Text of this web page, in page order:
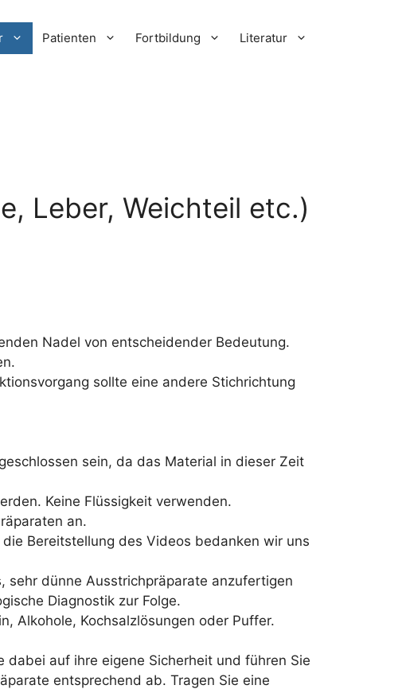
Patienten Fortbildung Literatur
Leber, Weichteil etc.)
Nadel von entscheidender Bedeutung.
sollte eine andere Stichrichtung
sein, da das Material in dieser Zeit
Keine Flüssigkeit verwenden.
an.
die Bereitstellung des Videos bedanken wir uns
sehr dünne Ausstrichpräparate anzufertigen
Diagnostik zur Folge.
Alkohole, Kochsalzlösungen oder Puffer.
dabei auf ihre eigene Sicherheit und führen Sie
entsprechend ab. Tragen Sie eine